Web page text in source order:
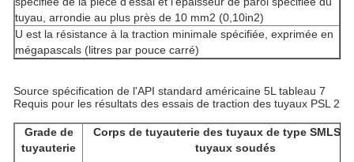
tuyau, arrondie au plus près de 10 mm2 (0,10in2)
U est la résistance à la traction minimale spécifiée, exprimée en
mégapascals (litres par pouce carré)
Source spécification de l'API standard américaine 5L tableau 7
Requis pour les résultats des essais de traction des tuyaux PSL 2
Grade de
tuyauterie
Corps de tuyauterie des tuyaux de type SMLS
tuyaux soudés